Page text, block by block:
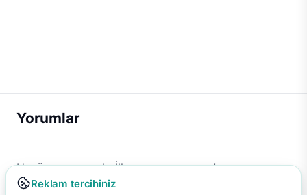
Yorumlar
Henüz yorum yok. İlk yorumu sen yap!
Reklam tercihiniz